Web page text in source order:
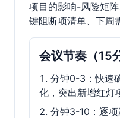
项目的影响-风险矩
键阻断项清单、下周
会议节奏（15
分钟0-3：快速
化，突出新增红灯
分钟3-10：逐